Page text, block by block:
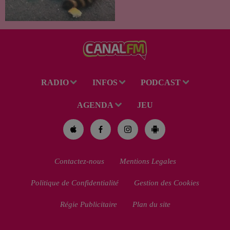
de lui porter secours part...
RADIO INFOS PODCAST
AGENDA JEU
Contactez-nous Mentions Legales
Politique de Confidentialité Gestion des Cookies
Régie Publicitaire Plan du site